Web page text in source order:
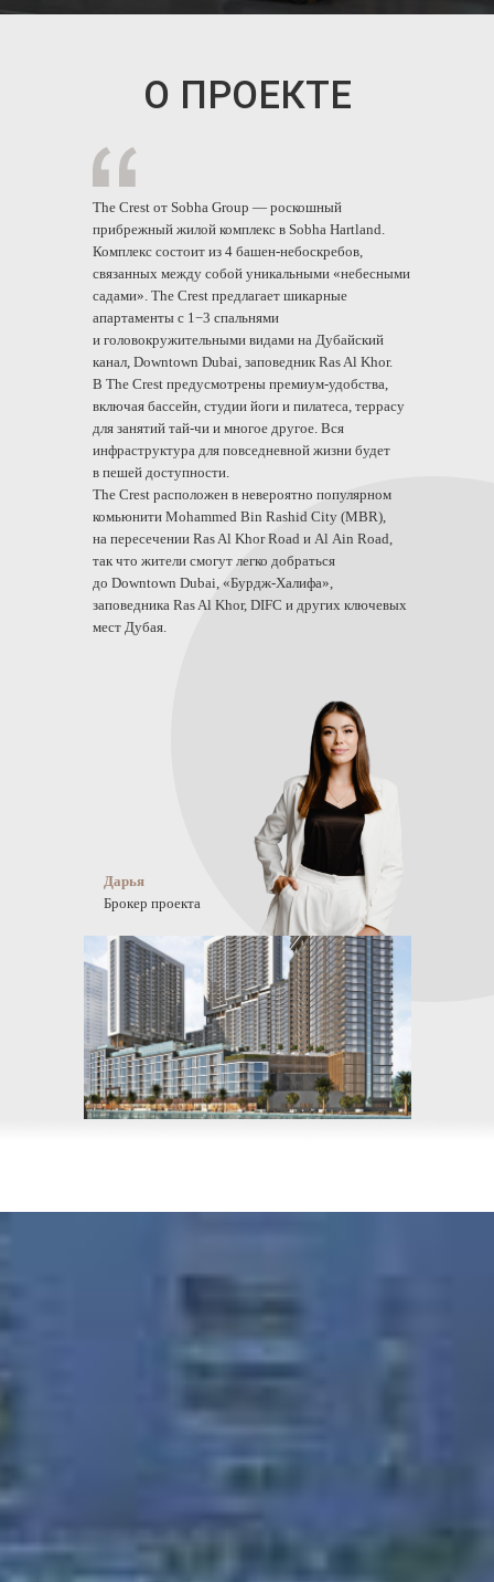
О ПРОЕКТЕ
The Crest от Sobha Group — роскошный
прибрежный жилой комплекс в Sobha Hartland.
Комплекс состоит из 4 башен-небоскребов,
связанных между собой уникальными «небесными
садами». The Crest предлагает шикарные
апартаменты с 1−3 спальнями
и головокружительными видами на Дубайский
канал, Downtown Dubai, заповедник Ras Al Khor.
В The Crest предусмотрены премиум-удобства,
включая бассейн, студии йоги и пилатеса, террасу
для занятий тай-чи и многое другое. Вся
инфраструктура для повседневной жизни будет
в пешей доступности.
The Crest расположен в невероятно популярном
комьюнити Mohammed Bin Rashid City (MBR),
на пересечении Ras Al Khor Road и Al Ain Road,
так что жители смогут легко добраться
до Downtown Dubai, «Бурдж-Халифа»,
заповедника Ras Al Khor, DIFC и других ключевых
мест Дубая.
Дарья
Брокер проекта